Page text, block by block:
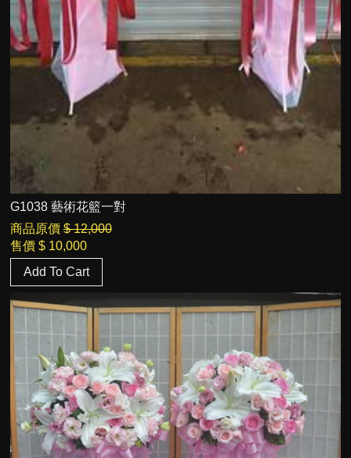
G1038 藝術花籃一對
商品原價 $ 12,000
售價 $ 10,000
Add To Cart